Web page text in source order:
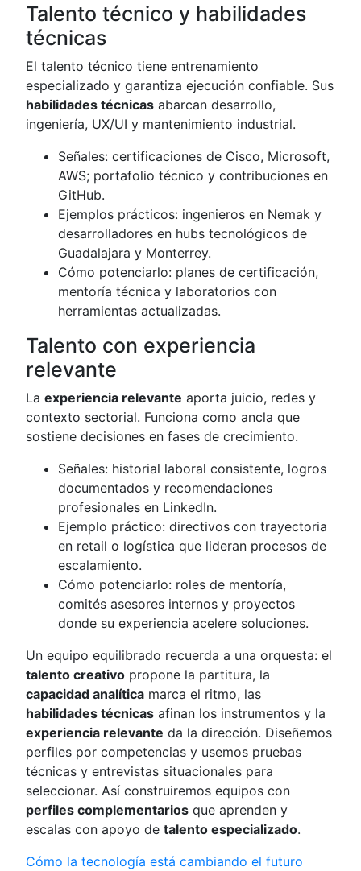
Talento técnico y habilidades
técnicas
El talento técnico tiene entrenamiento
especializado y garantiza ejecución confiable. Sus
habilidades técnicas abarcan desarrollo,
ingeniería, UX/UI y mantenimiento industrial.
Señales: certificaciones de Cisco, Microsoft,
AWS; portafolio técnico y contribuciones en
GitHub.
Ejemplos prácticos: ingenieros en Nemak y
desarrolladores en hubs tecnológicos de
Guadalajara y Monterrey.
Cómo potenciarlo: planes de certificación,
mentoría técnica y laboratorios con
herramientas actualizadas.
Talento con experiencia
relevante
Laexperiencia relevante aporta juicio, redes y
contexto sectorial. Funciona como ancla que
sostiene decisiones en fases de crecimiento.
Señales: historial laboral consistente, logros
documentados y recomendaciones
profesionales en LinkedIn.
Ejemplo práctico: directivos con trayectoria
en retail o logística que lideran procesos de
escalamiento.
Cómo potenciarlo: roles de mentoría,
comités asesores internos y proyectos
donde su experiencia acelere soluciones.
Un equipo equilibrado recuerda a una orquesta: el
talento creativo propone la partitura, la
capacidad analítica marca el ritmo, las
habilidades técnicas afinan los instrumentos y la
experiencia relevante da la dirección. Diseñemos
perfiles por competencias y usemos pruebas
técnicas y entrevistas situacionales para
seleccionar. Así construiremos equipos con
perfiles complementarios que aprenden y
escalas con apoyo detalento especializado.
Cómo la tecnología está cambiando el futuro